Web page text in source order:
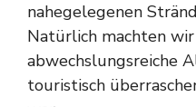
nahegelegenen
Natürlich machten
abwechslungsreiche
touristisch